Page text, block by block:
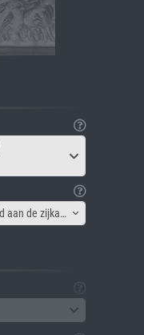
Canvas lijst - Afbeelding gespiegeld aan de zijkant